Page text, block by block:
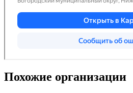
Похожие организации